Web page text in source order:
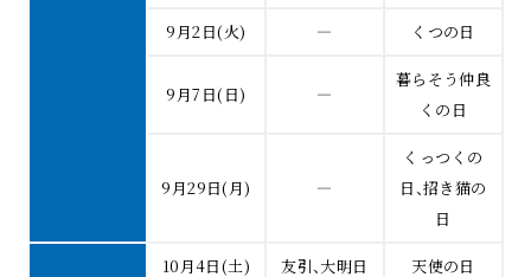
9月2日(火) ― くつの日
9月7日(日) ―
暮らそう仲良
くの日
9月29日(月) ―
くっつくの
日、招き猫の
日
10月4日(土) 友引、大明日 天使の日